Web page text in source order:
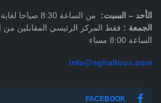
الأحد – السبت: من الساعة 8:30 صباحا لغاية الساعة 8:00 مساء
الجمعة :
الساعة 8:00 مساء
info@sghallous.com
FACEBOOK